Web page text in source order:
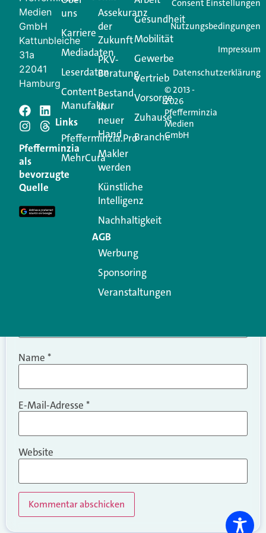
Login.
Jetzt anmelden
Schreiben Sie einen
Kommentar
Ihre E-Mail-Adresse wird nicht veröffentlicht.
Erforderliche Felder sind mit
Kommentar
Name *
E-Mail-Adresse *
Website
Medien
GmbH
Kattunbleiche
31a
22041
Hamburg
Pfefferminzia
als
bevorzugte
Quelle
uns
Karriere
Mediadaten
Leserdaten
Content
Manufaktur
Links
Pfefferminzia.Pro
MehrCura
Assekuranz
der
Zukunft
PKV-
Beratung
Bestand
in
neuer
Hand
Makler
werden
Künstliche
Intelligenz
Nachhaltigkeit
AGB
Werbung
Sponsoring
Veranstaltungen
Gesundheit
Mobilität
Gewerbe
Vertrieb
Vorsorge
Zuhause
Branche
© 2013 -
2026
Pfefferminzia
Medien
GmbH
Consent Einstellungen
Nutzungsbedingungen
Impressum
Datenschutzerklärung